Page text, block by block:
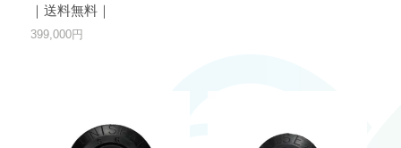
｜送料無料｜
399,000円